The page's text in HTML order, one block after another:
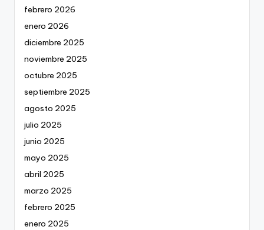
febrero 2026
enero 2026
diciembre 2025
noviembre 2025
octubre 2025
septiembre 2025
agosto 2025
julio 2025
junio 2025
mayo 2025
abril 2025
marzo 2025
febrero 2025
enero 2025